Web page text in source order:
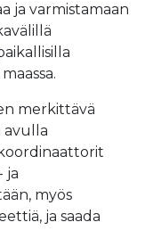
ja varmistamaan
merkittävä
avulla
ja
myös
ja saada